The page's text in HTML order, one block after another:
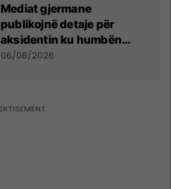
Mediat gjermane
publikojnë detaje për
aksidentin ku humbën
jetën tre mërgimtarë nga
06/08/2026